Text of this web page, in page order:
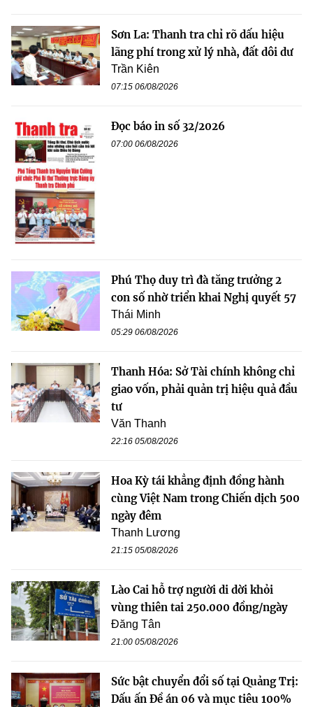
Sơn La: Thanh tra chỉ rõ dấu hiệu
lãng phí trong xử lý nhà, đất dôi dư
Trần Kiên
07:15 06/08/2026
Đọc báo in số 32/2026
07:00 06/08/2026
Phú Thọ duy trì đà tăng trưởng 2
con số nhờ triển khai Nghị quyết 57
Thái Minh
05:29 06/08/2026
Thanh Hóa: Sở Tài chính không chỉ
giao vốn, phải quản trị hiệu quả đầu
tư
Văn Thanh
22:16 05/08/2026
Hoa Kỳ tái khẳng định đồng hành
cùng Việt Nam trong Chiến dịch 500
ngày đêm
Thanh Lương
21:15 05/08/2026
Lào Cai hỗ trợ người di dời khỏi
vùng thiên tai 250.000 đồng/ngày
Đăng Tân
21:00 05/08/2026
Sức bật chuyển đổi số tại Quảng Trị:
Dấu ấn Đề án 06 và mục tiêu 100%